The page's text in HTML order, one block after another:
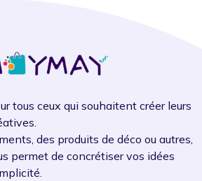
tous ceux qui souhaitent créer leurs
des produits de déco ou autres,
permet de concrétiser vos idées